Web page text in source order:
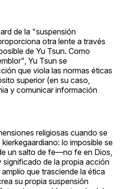
de la "suspensión
otra lente a través
de Yu Tsun. Como
Yu Tsun se
que viola las normas éticas
superior (en su caso,
y comunicar información
religiosas cuando se
lo imposible se
un salto de fe—no fe en Dios,
significado de la propia acción
que trasciende la ética
su propia suspensión